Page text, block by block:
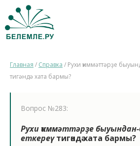
ОПРОС
ПЕРСОНАЛИИ
Главная / Справка / Рухи ҡиммәттәрҙе
тигәндә хата бармы?
Вопрос №283:
Рухи ҡиммәттәрҙе
еткереүтигәндә хата бармы?